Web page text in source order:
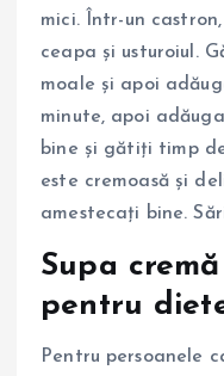
mici. Într-un
ceapa și usturoiul.
moale și apoi
minute, apoi
bine și gătiți timp
este cremoasă și
amestecați bine.
Supa
pentru
Pentru persoanele